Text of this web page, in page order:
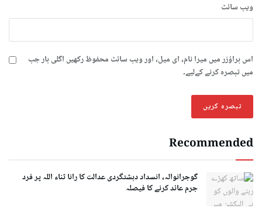
ویب‌ سائٹ
اس براؤزر میں میرا نام، ای میل، اور ویب سائٹ محفوظ رکھیں اگلی بار جب
میں تبصرہ کرنے کےلیے۔
Recommended
گوجرانوالہ، انسداد دہشتگردی عدالت کا رانا ثناء اللہ پر فرد
جرم عائد کرنے کا فیصلہ